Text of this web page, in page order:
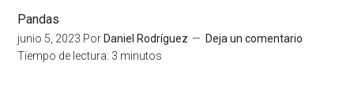
Pandas
junio 5, 2023 Por Daniel Rodríguez
Deja un comentario
Tiempo de lectura: 3 minutos